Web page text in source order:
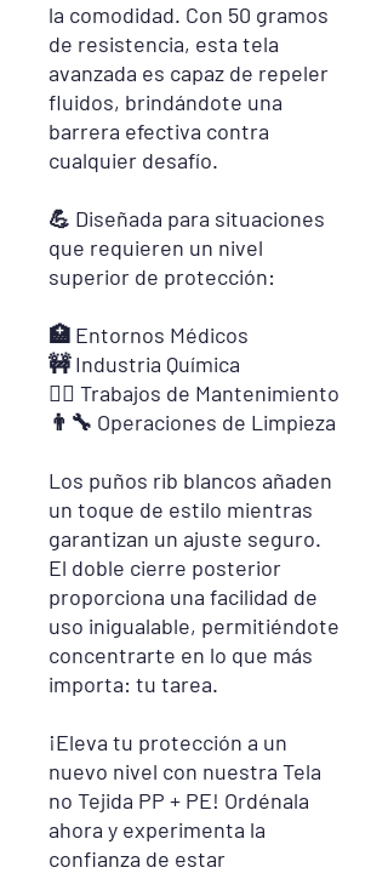
la comodidad. Con 50 gramos
de resistencia, esta tela
avanzada es capaz de repeler
fluidos, brindándote una
barrera efectiva contra
cualquier desafío.
💪 Diseñada para situaciones
que requieren un nivel
superior de protección:
🏥 Entornos Médicos
🚧 Industria Química
👷‍♀️ Trabajos de Mantenimiento
👨‍🔧 Operaciones de Limpieza
Los puños rib blancos añaden
un toque de estilo mientras
garantizan un ajuste seguro.
El doble cierre posterior
proporciona una facilidad de
uso inigualable, permitiéndote
concentrarte en lo que más
importa: tu tarea.
¡Eleva tu protección a un
nuevo nivel con nuestra Tela
no Tejida PP + PE! Ordénala
ahora y experimenta la
confianza de estar